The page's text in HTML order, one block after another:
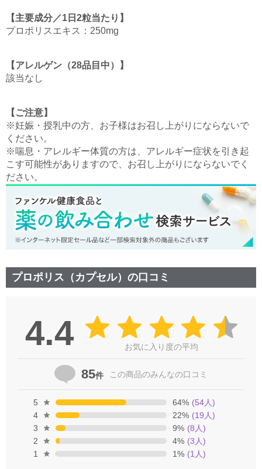
【主要成分／1日2粒当たり】
プロポリスエキス：250mg
【アレルゲン（28品目中）】
該当なし
【ご注意】
※妊娠・授乳中の方、お子様はお召し上がりにならないで
ください。
※喘息・アレルギー体質の方は、アレルギー症状を引き起
こす可能性がありますので、お召し上がりにならないでく
ださい。
プロポリス（カプセル）の口コミ
4.4 お気に入り度の平均
85件 この商品のみんなの口コミ
5 64% (54人)
4
22% (19 人)
3
9% (8 人)
2
4% (3 人)
1
1% (1 人)